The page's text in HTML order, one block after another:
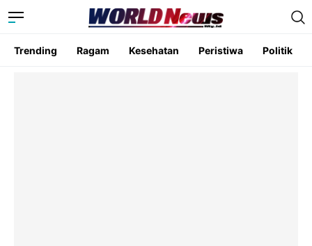
Trending Ragam Kesehatan Peristiwa Politik